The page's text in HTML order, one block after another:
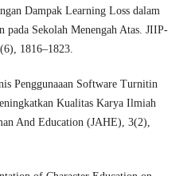
Dampak Learning Loss dalam
pada Sekolah Menengah Atas. JIIP-
1816–1823.
Penggunaaan Software Turnitin
Kualitas Karya Ilmiah
And Education (JAHE), 3(2),